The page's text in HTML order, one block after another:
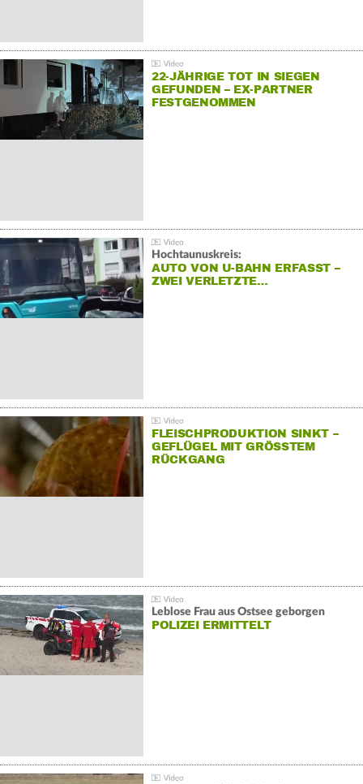
22-JÄHRIGE TOT IN SIEGEN
GEFUNDEN – EX-PARTNER
FESTGENOMMEN
Hochtaunuskreis:
AUTO VON U-BAHN ERFASST –
ZWEI VERLETZTE…
FLEISCHPRODUKTION SINKT –
GEFLÜGEL MIT GRÖSSTEM R
ÜCKGANG
Leblose Frau aus Ostsee geborgen
POLIZEI ERMITTELT